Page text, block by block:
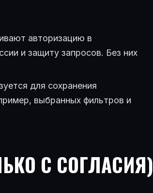
авторизацию в
и защиту запросов. Без них
для сохранения
выбранных фильтров и
С СОГЛАСИЯ)